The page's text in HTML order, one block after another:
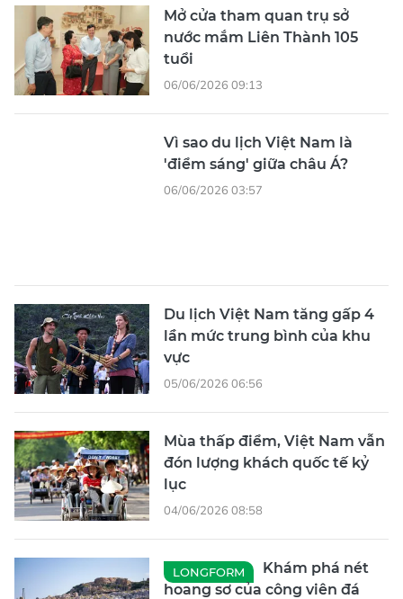
Mở cửa tham quan trụ sở
nước mắm Liên Thành 105
tuổi
06/06/2026 09:13
Vì sao du lịch Việt Nam là
'điểm sáng' giữa châu Á?
06/06/2026 03:57
Du lịch Việt Nam tăng gấp 4
lần mức trung bình của khu
vực
05/06/2026 06:56
Mùa thấp điểm, Việt Nam vẫn
đón lượng khách quốc tế kỷ
lục
04/06/2026 08:58
LONGFORM
Khám phá nét
hoang sơ của công viên đá